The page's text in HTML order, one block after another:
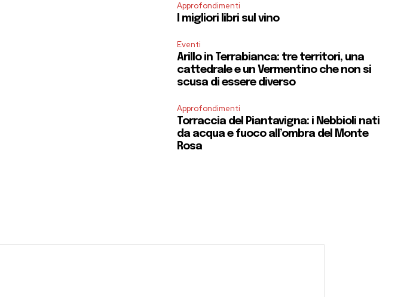
Approfondimenti
I migliori libri sul vino
Eventi
Arillo in Terrabianca: tre territori, una
cattedrale e un Vermentino che non si
scusa di essere diverso
Approfondimenti
Torraccia del Piantavigna: i Nebbioli nati
da acqua e fuoco all’ombra del Monte
Rosa